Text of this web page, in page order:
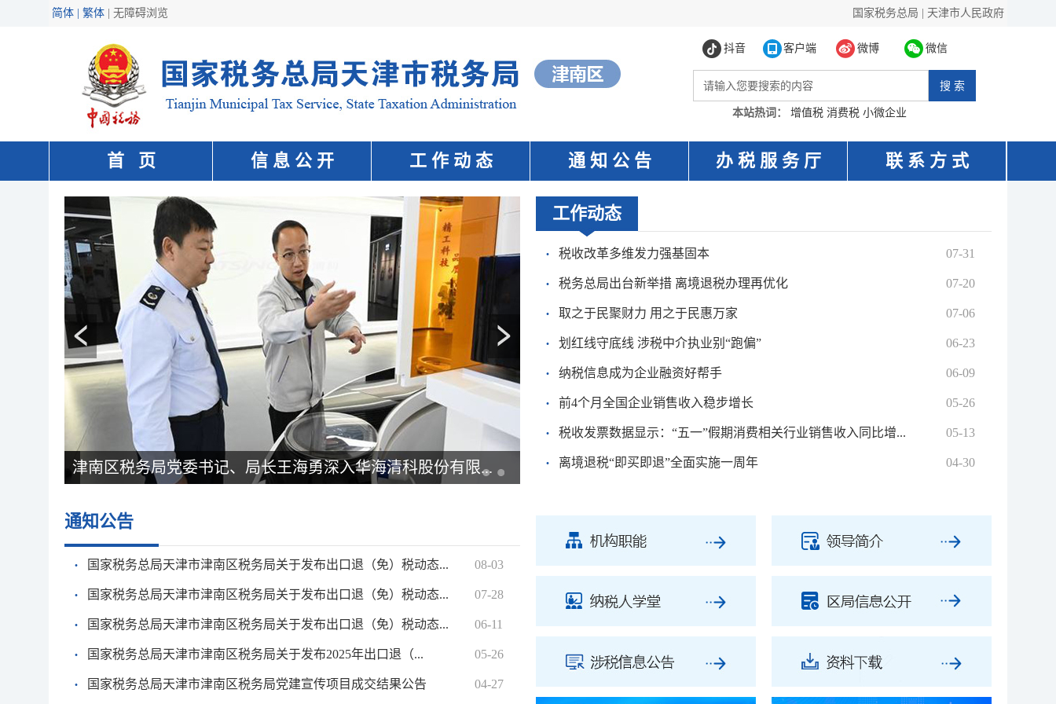
简体 | 繁体 无障碍浏览 国家税务总局 天津市人民政府
抖音 客户端 微博 微信
本站热词： 增值税 消费税 小微企业
首 页 信 息 公 开 工 作 动 态 通 知 公 告 办 税 服 务 厅 联 系 方 式
津南区税务局党委书记、局长王海勇深入华海清科股份有限... 津南区税务局举办第35个全国税收宣传月启动仪式
工作动态
· 税收改革多维发力强基固本 07-31
· 税务总局出台新举措 离境退税办理再优化 07-20
· 取之于民聚财力 用之于民惠万家 07-06
· 划红线守底线 涉税中介执业别“跑偏” 06-23
· 纳税信息成为企业融资好帮手 06-09
· 前4个月全国企业销售收入稳步增长 05-26
· 税收发票数据显示：“五一”假期消费相关行业销售收入同比增... 05-13
· 离境退税“即买即退”全面实施一周年 04-30
通知公告
· 国家税务总局天津市津南区税务局关于发布出口退（免）税动态... 08-03
· 国家税务总局天津市津南区税务局关于发布出口退（免）税动态... 07-28
· 国家税务总局天津市津南区税务局关于发布出口退（免）税动态... 06-11
· 国家税务总局天津市津南区税务局关于发布2025年出口退（... 05-26
· 国家税务总局天津市津南区税务局党建宣传项目成交结果公告 04-27